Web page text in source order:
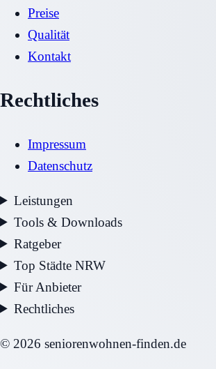
Preise
Qualität
Kontakt
Rechtliches
Impressum
Datenschutz
Leistungen
Tools & Downloads
Ratgeber
Top Städte NRW
Für Anbieter
Rechtliches
© 2026 seniorenwohnen-finden.de